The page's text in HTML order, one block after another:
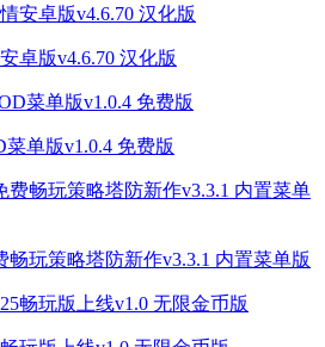
卓版v4.6.70 汉化版
单版v1.0.4 免费版
畅玩策略塔防新作v3.3.1 内置菜单版